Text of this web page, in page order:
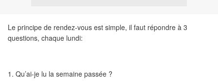
Le principe de rendez-vous est simple, il faut répondre à 3
questions, chaque lundi:
1. Qu’ai-je lu la semaine passée ?